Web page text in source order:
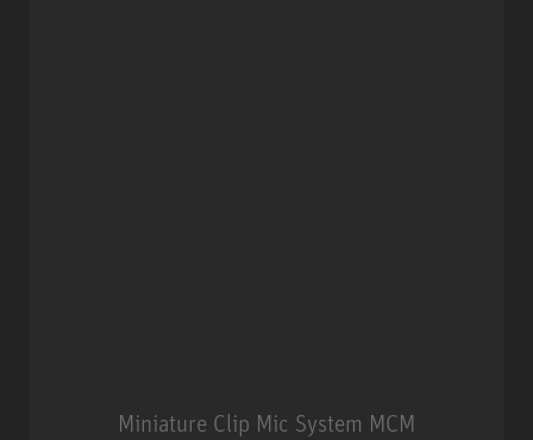
Miniature Clip Mic System MCM